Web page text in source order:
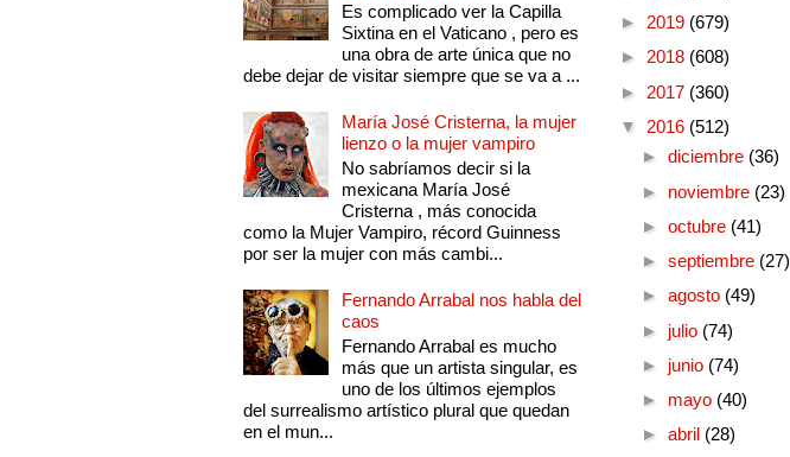
Es complicado ver la Capilla
Sixtina en el Vaticano , pero es
una obra de arte única que no
debe dejar de visitar siempre que se va a ...
María José Cristerna, la mujer
lienzo o la mujer vampiro
No sabríamos decir si la
mexicana María José
Cristerna , más conocida
como la Mujer Vampiro, récord Guinness
por ser la mujer con más cambi...
Fernando Arrabal nos habla del
caos
Fernando Arrabal es mucho
más que un artista singular, es
uno de los últimos ejemplos
del surrealismo artístico plural que quedan
en el mun...
► 2019 (679)
► 2018 (608)
► 2017 (360)
▼ 2016 (512)
► diciembre (36)
► noviembre (23)
► octubre (41)
► septiembre (27)
► agosto (49)
► julio (74)
► junio (74)
► mayo (40)
► abril (28)